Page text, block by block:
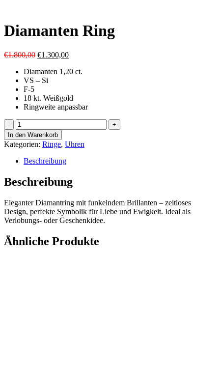
Diamanten Ring
€1.800,00 Ursprünglicher
war:
€1.800,00
€1.300,00Aktueller
ist:
Diamanten 1,20 ct.
VS – Si
F-5
18 kt. Weißgold
Ringweite anpassbar
Diamanten
Ring
Menge
In den Warenkorb
Kategorien: Ringe, Uhren
Beschreibung
Beschreibung
EleganterDiamantring mit funkelndem Brillanten – zeitloses
Design, perfekte Symbolik fürLiebe und Ewigkeit. Ideal als
Verlobungs- oderGeschenkidee.
Ähnliche Produkte